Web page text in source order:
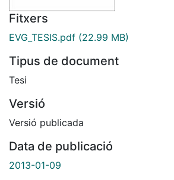
Fitxers
EVG_TESIS.pdf (22.99 MB)
Tipus de document
Tesi
Versió
Versió publicada
Data de publicació
2013-01-09